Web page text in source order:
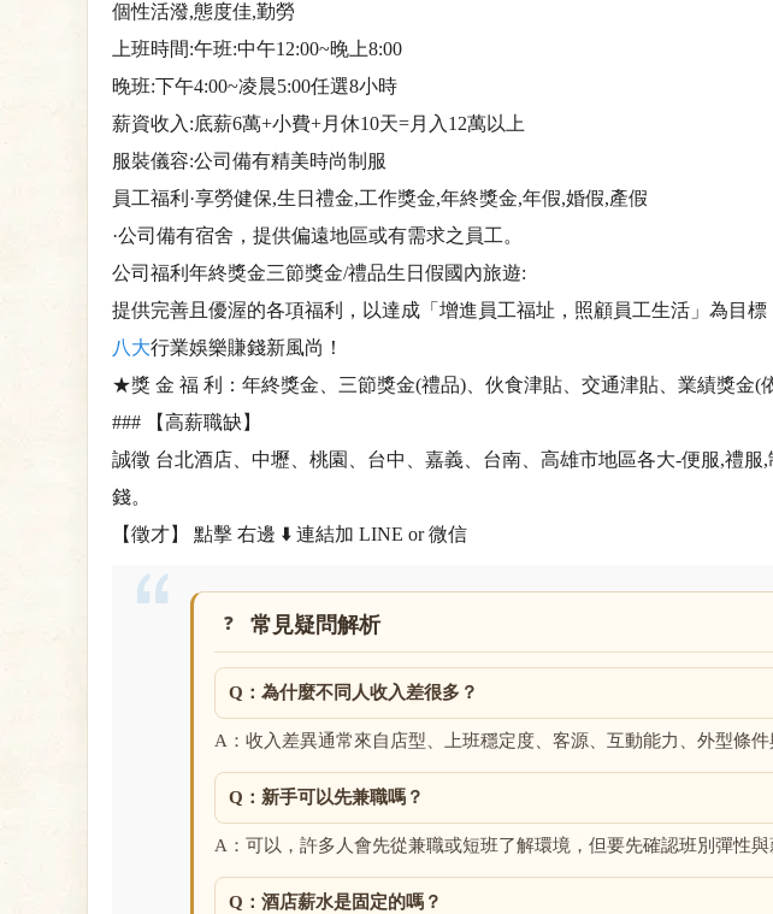
個性活潑,態度佳,勤勞
上班時間:午班:中午12:00~晚上8:00
晚班:下午4:00~凌晨5:00任選8小時
薪資收入:底薪6萬+小費+月休10天=月入12萬以上
服裝儀容:公司備有精美時尚制服
員工福利·享勞健保,生日禮金,工作獎金,年終獎金,年假,婚假,產假
·公司備有宿舍，提供偏遠地區或有需求之員工。
公司福利年終獎金三節獎金/禮品生日假國內旅遊:
提供完善且優渥的各項福利，以達成「增進員工福址，照顧員工生活」為目
八大行業娛樂賺錢新風尚！
★獎 金 福 利：年終獎金、三節獎金(禮品)、伙食津貼、交通津貼、業績獎金(
### 【高薪職缺】
誠徵 台北酒店、中壢、桃園、台中、嘉義、台南、高雄市地區各大-便服,禮服,
錢。
【徵才】 點擊 右邊 ⬇️ 連結加 LINE or 微信
常見疑問解析
Q：為什麼不同人收入差很多？
A：收入差異通常來自店型、上班穩定度、客源、互動能力、外型條件
Q：新手可以先兼職嗎？
A：可以，許多人會先從兼職或短班了解環境，但要先確認班別彈性與
Q：酒店薪水是固定的嗎？